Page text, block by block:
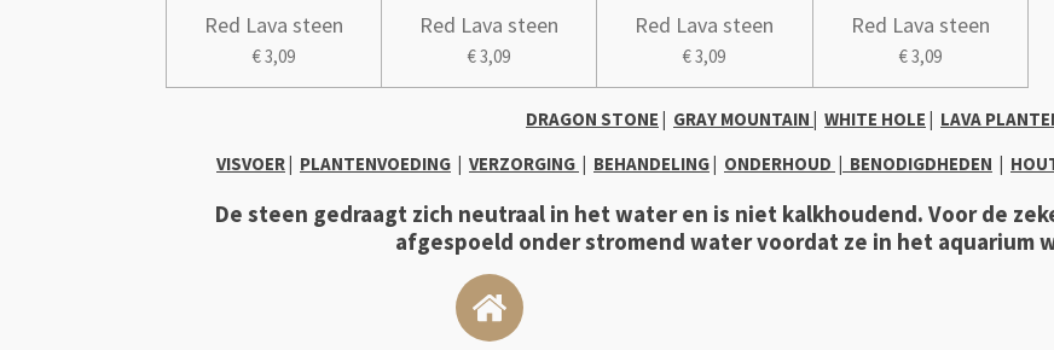
Red Lava steen
€ 3,09
Red Lava steen
€ 3,09
Red Lava steen
€ 3,09
Red Lava steen
€ 3,09
DRAGON STONE | GRAY MOUNTAIN | WHITE HOLE | LAVA
VISVOER| PLANTENVOEDING | VERZORGING | BEHANDELING| ONDERHOUD | BENODIGDHEDEN |
De steen gedraagt zich neutraal in het water en is niet kalkhoudend. Voor de
afgespoeld onder stromend water voordat ze in het aquarium